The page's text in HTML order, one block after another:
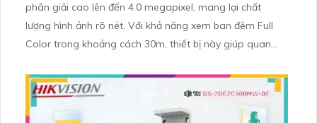
phân giải cao lên đến 4.0 megapixel, mang lại chất
lượng hình ảnh rõ nét. Với khả năng xem ban đêm Full
Color trong khoảng cách 30m, thiết bị này giúp quan
nghệ IP tiên tiến, Camera IP này không giảm chất lượng
hình ảnh, thậm chí có thể hiển thị màu sắc trong điều
kiện ánh sáng yếu